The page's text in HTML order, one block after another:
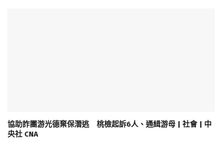
協助詐團游光德棄保潛逃 桃檢起訴6人、通緝游母 | 社會 | 中
央社 CNA